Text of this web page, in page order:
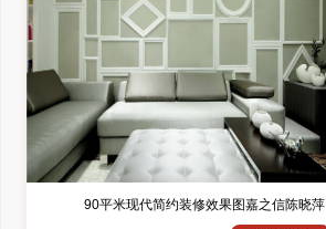
90平米现代简约装修效果图嘉之信陈晓萍